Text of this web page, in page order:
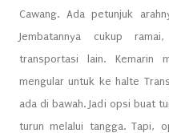
Cawang. Ada petunjuk
Jembatannya cukup
transportasi lain. Kemarin
mengular untuk ke halte
ada di bawah. Jadi opsi buat
turun melalui tangga. Tapi,